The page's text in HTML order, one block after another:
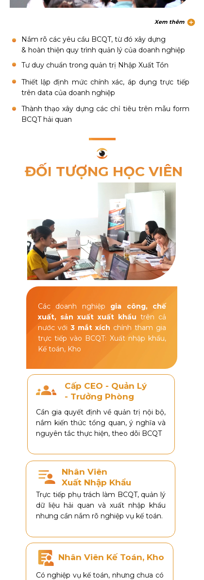
Nắm rõ các yêu cầu BCQT, từ đó xây dựng
& hoàn thiện quy trình quản lý của doanh nghiệp
Xem thêm
Thiết lập định mức chính xác, áp dụng trực tiếp
trên data của doanh nghiệp
Thành thạo xây dựng các chỉ tiêu trên mẫu form
BCQT hải quan
Tư duy chuẩn trong quản trị Nhập Xuất Tồn
ĐỐI TƯỢNG HỌC VIÊN
Các doanh nghiệp gia công, chế
xuất, sản xuất xuất khẩu trên cả
nước với 3 mắt xích chính tham gia
trực tiếp vào BCQT: Xuất nhập khẩu,
Kế toán, Kho
Nhân Viên
Xuất Nhập Khẩu
Trực tiếp phụ trách làm BCQT, quản lý
dữ liệu hải quan và xuất nhập khẩu
nhưng cần nắm rõ nghiệp vụ kế toán.
Nhân Viên Kế Toán, Kho
Có nghiệp vụ kế toán, nhưng chưa có
Cấp CEO - Quản Lý
- Trưởng Phòng
Cần gia quyết định về quản trị nội bộ,
nắm kiến thức tổng quan, ý nghĩa và
nguyên tắc thực hiện, theo dõi BCQT